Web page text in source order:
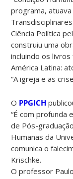
programa,
Ciência Política
construiu uma
incluindo os livros
América Latina:
“A igreja e as
O PPGICH
“É com profunda
de Pós-
Humanas da
comunica o
Krischke.
O professor